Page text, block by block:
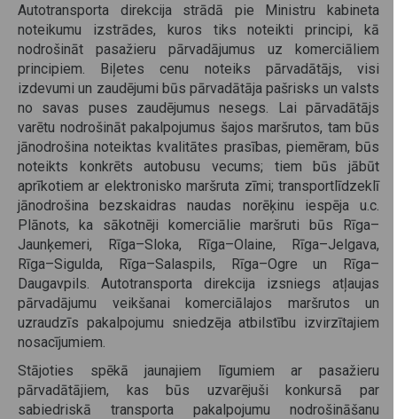
Autotransporta direkcija strādā pie Ministru kabineta
noteikumu izstrādes, kuros tiks noteikti principi, kā
nodrošināt pasažieru pārvadājumus uz komerciāliem
principiem. Biļetes cenu noteiks pārvadātājs, visi
izdevumi un zaudējumi būs pārvadātāja pašrisks un valsts
no savas puses zaudējumus nesegs. Lai pārvadātājs
varētu nodrošināt pakalpojumus šajos maršrutos, tam būs
jānodrošina noteiktas kvalitātes prasības, piemēram, būs
noteikts konkrēts autobusu vecums; tiem būs jābūt
aprīkotiem ar elektronisko maršruta zīmi; transportlīdzeklī
jānodrošina bezskaidras naudas norēķinu iespēja u.c.
Plānots, ka sākotnēji komerciālie maršruti būs Rīga–
Jaunķemeri, Rīga–Sloka, Rīga–Olaine, Rīga–Jelgava,
Rīga–Sigulda, Rīga–Salaspils, Rīga–Ogre un Rīga–
Daugavpils. Autotransporta direkcija izsniegs atļaujas
pārvadājumu veikšanai komerciālajos maršrutos un
uzraudzīs pakalpojumu sniedzēja atbilstību izvirzītajiem
nosacījumiem.
Stājoties spēkā jaunajiem līgumiem ar pasažieru
pārvadātājiem, kas būs uzvarējuši konkursā par
sabiedriskā transporta pakalpojumu nodrošināšanu